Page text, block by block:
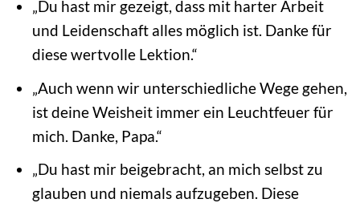
„Du hast mir gezeigt, dass mit harter Arbeit
und Leidenschaft alles möglich ist. Danke für
diese wertvolle Lektion.“
„Auch wenn wir unterschiedliche Wege gehen,
ist deine Weisheit immer ein Leuchtfeuer für
mich. Danke, Papa.“
„Du hast mir beigebracht, an mich selbst zu
glauben und niemals aufzugeben. Diese